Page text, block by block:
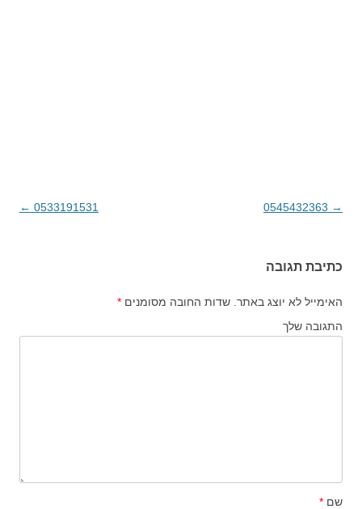
ניווט בפוסטים
→
0533191531
←
כתיבת תגובה
האימייל לא יוצג באתר. שדות החובה מסומנים *
התגובה שלך
שם *